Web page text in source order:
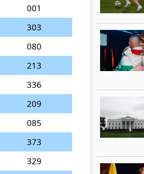
001
303
080
213
336
209
085
373
329